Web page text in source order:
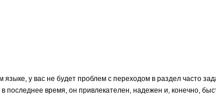
языке, у вас не будет проблем с переходом в раздел часто
последнее время, он привлекателен, надежен и, конечно,